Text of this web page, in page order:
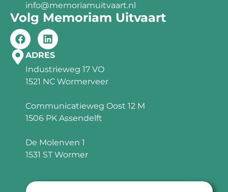
info@memoriamuitvaart.nl
Volg Memoriam Uitvaart
ADRES
Industrieweg 17 VO
1521 NC Wormerveer
Communicatieweg Oost 12 M
1506 PK Assendelft
De Molenven 1
1531 ST Wormer